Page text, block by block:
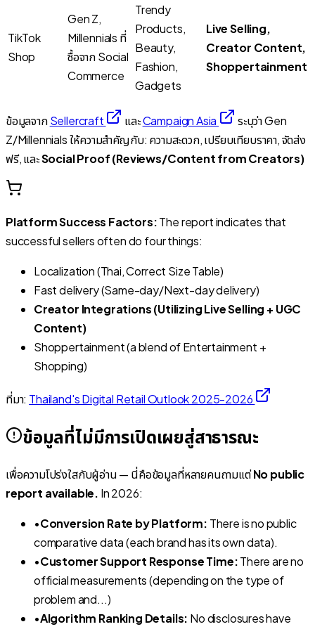
TikTok
Shop
Gen Z,
Millennials ที่
ซื้อจาก Social
Commerce
Trendy
Products,
Beauty,
Fashion,
Gadgets
Live Selling,
Creator Content,
Shoppertainment
ข้อมูลจากSellercraft และCampaign Asia
ระบุว่า Gen
Z/Millennials ให้ความสำคัญกับ: ความสะดวก, เปรียบเทียบราคา, จัดส่ง
ฟรี, และSocial Proof (Reviews/Content from Creators)
Platform Success Factors:The report indicates that
successful sellers often do four things:
Localization (Thai, Correct Size Table)
Fast delivery (Same-day/Next-day delivery)
Creator Integrations (Utilizing Live Selling + UGC
Content)
Shoppertainment (a blend of Entertainment +
Shopping)
ที่มา: Thailand's Digital Retail Outlook 2025-2026
ข้อมูลที่ไม่มีการเปิดเผยสู่สาธารณะ
เพื่อความโปร่งใสกับผู้อ่าน — นี่คือข้อมูลที่หลายคนถามแต่No public
report available. In 2026:
•Conversion Rate by Platform: There is no public
comparative data (each brand has its own data).
•Customer Support Response Time:There are no
official measurements (depending on the type of
problem and...)
•Algorithm Ranking Details: No disclosures have